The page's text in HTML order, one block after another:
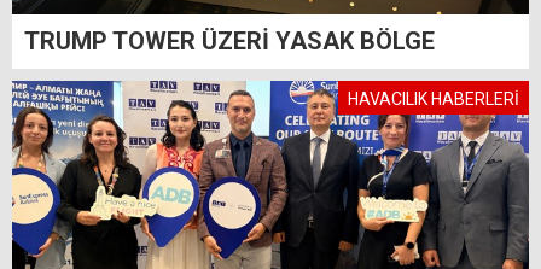
TRUMP TOWER ÜZERİ YASAK BÖLGE
HAVACILIK HABERLERİ